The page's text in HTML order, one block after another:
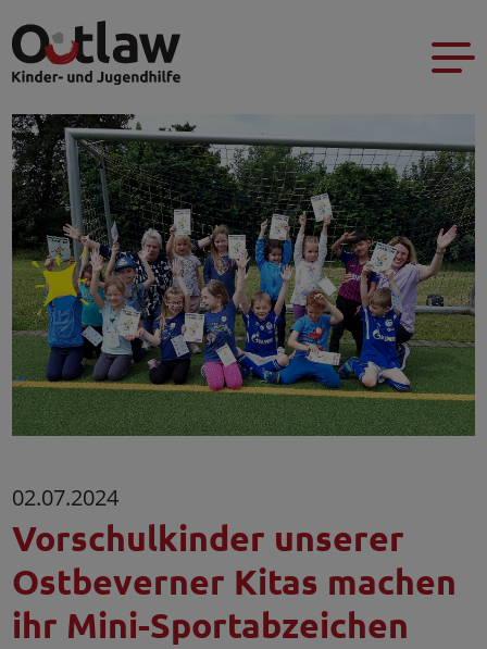
02.07.2024
Vorschulkinder unserer
Ostbeverner Kitas machen
ihr Mini-Sportabzeichen